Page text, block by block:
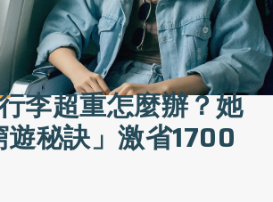
李超重怎麼辦？她
遊秘訣」激省1700